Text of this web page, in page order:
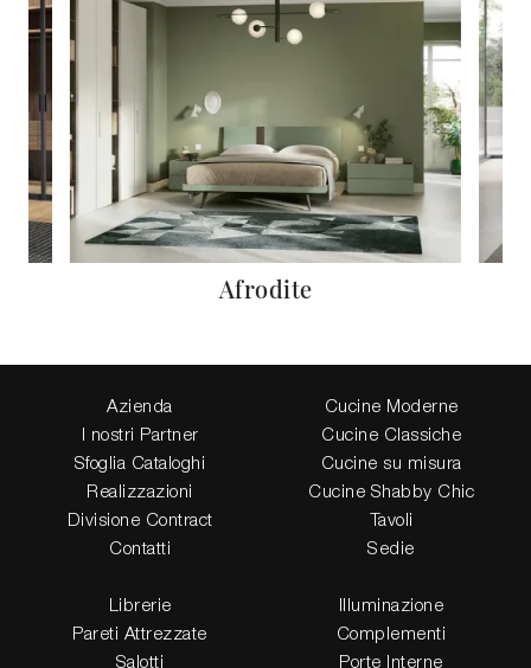
Afrodite
Azienda
I nostri Partner
Sfoglia Cataloghi
Realizzazioni
Divisione Contract
Contatti
Cucine Moderne
Cucine Classiche
Cucine su misura
Cucine Shabby Chic
Tavoli
Sedie
Librerie
Pareti Attrezzate
Salotti
Illuminazione
Complementi
Porte Interne